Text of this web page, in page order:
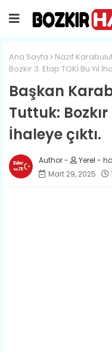
Ana Sayfa Nazif
Bozkır 3. Etap TOKİ Bu Yıl
Başkan
Tuttuk: Bozkır
İhaleye çıktı.
Yerel -
Mart 29, 2025